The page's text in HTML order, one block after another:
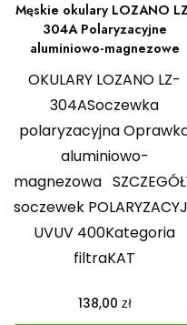
Męskie okulary LOZANO
304A Polaryzacyjne
aluminiowo-magnezowe
OKULARY LOZANO LZ-
304ASoczewka
polaryzacyjna
aluminiowo-
magnezowa
soczewek
UVUV 400Kategoria
filtraKAT
138,00 zł